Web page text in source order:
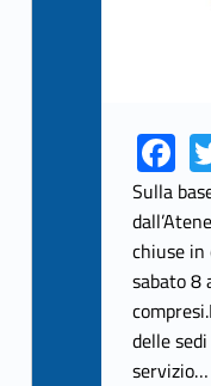
Link identifier share facebook archive #share-link-archive-81626
ce
b
o
o
k
Link identifier share twitter
Sulla
chiuse in
sabato 8
delle
servizio…